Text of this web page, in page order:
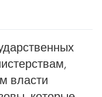
власти